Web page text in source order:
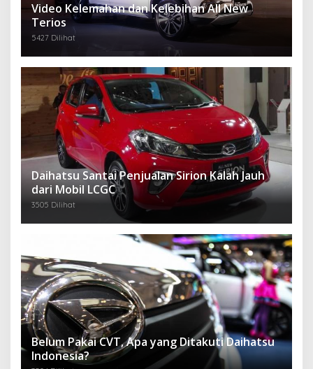
Video Kelemahan dan Kelebihan All New
Terios
5427 Dilihat
Daihatsu Santai Penjualan Sirion Kalah Jauh
dari Mobil LCGC
3505 Dilihat
Belum Pakai CVT, Apa yang Ditakuti Daihatsu
Indonesia?